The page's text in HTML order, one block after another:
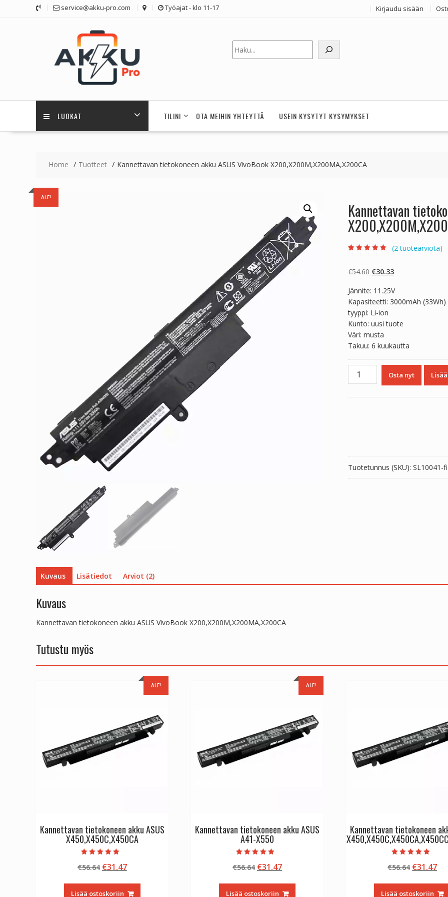
service@akku-pro.com Työajat - klo 11-17 Kirjaudu sisään
Etsi
LUOKAT TILINI OTA MEIHIN YHTEYTTÄ USEIN KYSYTYT KYSYMYKSET
Home Tuotteet Kannettavan tietokoneen akku ASUS VivoBook X200,X200M,X200MA,X200CA
ALE!
Kannettavan
perustuen
asiakkaan
(2 tuotearviota)
€54.60 Alkuperäinen
oli:
€54.60.
€30.33Nykyinen
on:
€30.33.
Jännite: 11.25V
Kapasiteetti: 3000mAh (33Wh)
tyyppi: Li-ion
Kunto: uusi tuote
Väri: musta
Takuu: 6 kuukautta
Kannettavan
Osta nyt
Tuotetunnus (SKU): SL10041-
Kuvaus Lisätiedot Arviot (2)
Kuvaus
Kannettavan tietokoneen akku ASUS VivoBook X200,X200M,X200MA,X200CA
Tutustu myös
ALE!
Kannettavan tietokoneen akku ASUS
X450,X450C,X450CA
tuotteesta:
5.00
€56.64 Alkuperäinen
oli:
€31.47Nykyinen
on:
Lisää ostoskoriin
ALE!
Kannettavan tietokoneen akku ASUS
A41-X550
tuotteesta:
5.00
€56.64 Alkuperäinen
oli:
€31.47Nykyinen
on:
Lisää ostoskoriin
Kannettavan tietokoneen
tuotteesta:
5.00
€56.64
oli:
€31.47
on:
Lisää ostoskoriin